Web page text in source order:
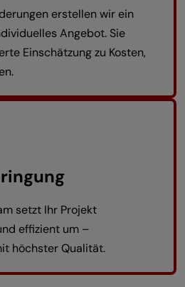
erstellen wir ein
Angebot. Sie
Einschätzung zu Kosten,
setzt Ihr Projekt
effizient um –
höchster Qualität.